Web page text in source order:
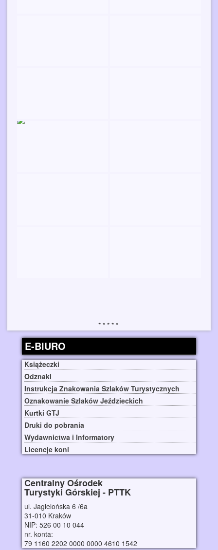
E-BIURO
Książeczki
Odznaki
Instrukcja Znakowania Szlaków Turystycznych
Oznakowanie Szlaków Jeździeckich
Kurtki GTJ
Druki do pobrania
Wydawnictwa i Informatory
Licencje koni
Centralny Ośrodek
Turystyki Górskiej - PTTK
ul. Jagielońska 6 /6a
31-010 Kraków
NIP: 526 00 10 044
nr. konta:
79 1160 2202 0000 0000 4610 1542